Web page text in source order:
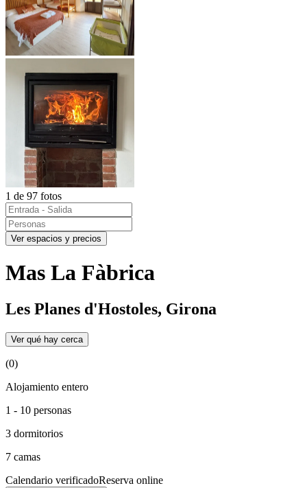
1 de 97 fotos
Ver espacios y precios
Mas La Fàbrica
Les Planes d'Hostoles, Girona
Ver qué hay cerca
(0)
Alojamiento entero
1 - 10 personas
3 dormitorios
7 camas
Calendario verificadoReserva online